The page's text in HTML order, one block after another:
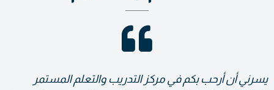
يسرني أن أرحب بكم في مركز التدريب والتعلم المستمر